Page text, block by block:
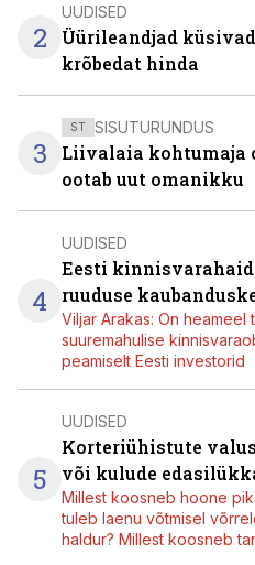
2
UUDISED
Üürileandjad
krõbedat hinda
3
ST SISUTURUNDUS
Liivalaia kohtumaja
ootab uut omanikku
4
UUDISED
Eesti kinnisvarahaid
ruuduse
Viljar Arakas: On
suuremahulise
peamiselt Eesti investorid
5
UUDISED
Korteriühistute
või kulude
Millest koosneb hoone
tuleb laenu võtmisel
haldur? Millest koosneb